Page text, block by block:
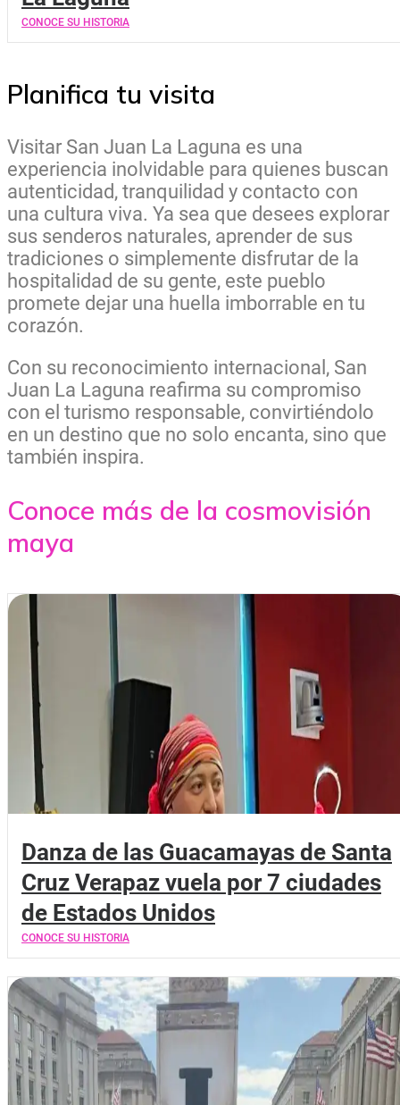
CONOCE SU HISTORIA
Planifica tu visita
Visitar San Juan La Laguna es una
experiencia inolvidable para quienes buscan
autenticidad, tranquilidad y contacto con
una cultura viva. Ya sea que desees explorar
sus senderos naturales, aprender de sus
tradiciones o simplemente disfrutar de la
hospitalidad de su gente, este pueblo
promete dejar una huella imborrable en tu
corazón.
Con su reconocimiento internacional, San
Juan La Laguna reafirma su compromiso
con el turismo responsable, convirtiéndolo
en un destino que no solo encanta, sino que
también inspira.
Conoce más de la cosmovisión
maya
Danza de las Guacamayas de Santa
Cruz Verapaz vuela por 7 ciudades
de Estados Unidos
CONOCE SU HISTORIA